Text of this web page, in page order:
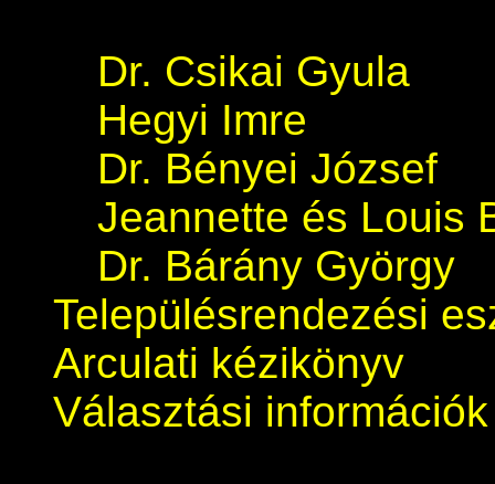
Dr. Csikai Gyula
Hegyi Imre
Dr. Bényei József
Jeannette és Louis
Dr. Bárány György
Településrendezési
Arculati kézikönyv
Választási információk